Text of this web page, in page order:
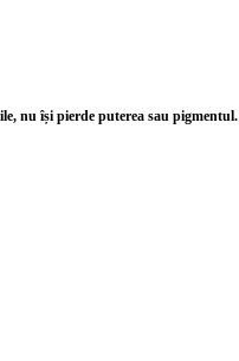
nu își pierde puterea sau pigmentul.